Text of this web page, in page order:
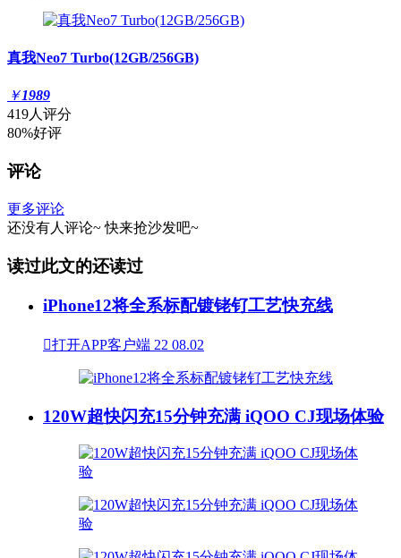
真我Neo7 Turbo(12GB/256GB)
￥1989
419人评分
80%好评
评论
更多评论
还没有人评论~ 快来抢沙发吧~
读过此文的还读过
iPhone12将全系标配镀铑钌工艺快充线
打开APP客户端 22 08.02
120W超快闪充15分钟充满 iQOO CJ现场体验